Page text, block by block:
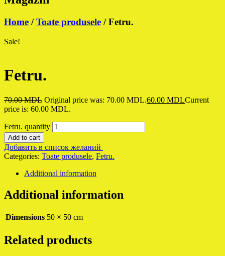
Home /Toate produsele / Fetru.
Sale!
Fetru.
70.00MDL Original price was: 70.00 MDL.60.00 MDLCurrent
price is: 60.00 MDL.
Fetru. quantity
Add to cart
Добавить в список желаний
Categories: Toate produsele, Fetru.
Additional information
Additional information
Dimensions 50 × 50 cm
Related products